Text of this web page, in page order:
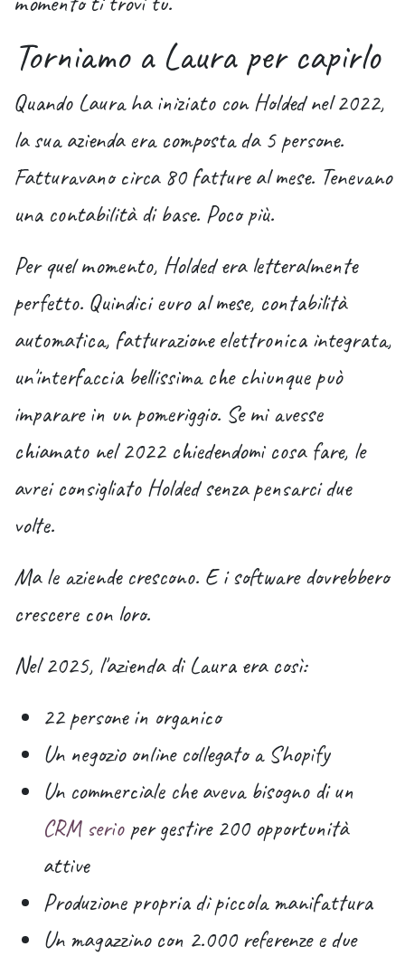
Torniamo a Laura per capirlo
Quando Laura ha iniziato con Holded nel 2022,
la sua azienda era composta da 5 persone.
Fatturavano circa 80 fatture al mese. Tenevano
una contabilità di base. Poco più.
Per quel momento, Holded era letteralmente
perfetto. Quindici euro al mese, contabilità
automatica, fatturazione elettronica integrata,
un'interfaccia bellissima che chiunque può
imparare in un pomeriggio. Se mi avesse
chiamato nel 2022 chiedendomi cosa fare, le
avrei consigliato Holded senza pensarci due
volte.
Ma le aziende crescono. E i software dovrebbero
crescere con loro.
Nel 2025, l'azienda di Laura era così:
22 persone in organico
Un negozio online collegato a Shopify
Un commerciale che aveva bisogno di un
CRM serioper gestire 200 opportunità
attive
Produzione propria di piccola manifattura
Un magazzino con 2.000 referenze e due